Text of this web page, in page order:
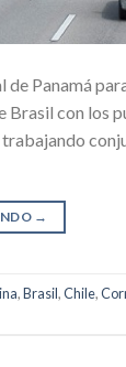
Panamá
con los
→
,Brasil,Chile,